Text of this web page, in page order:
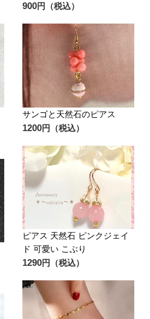
900円（税込）
サンゴと天然石のピアス
1200円（税込）
ピアス 天然石 ピンクジェイ
ド 可愛い こぶり
1290円（税込）